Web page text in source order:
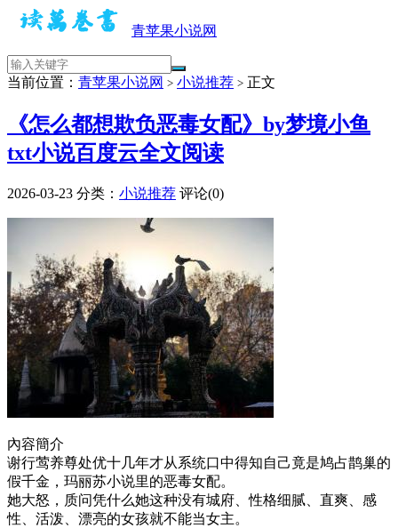
青苹果小说网
当前位置： 青苹果小说网 > 小说推荐 > 正文
《怎么都想欺负恶毒女配》by梦境小鱼
txt小说百度云全文阅读
2026-03-23 分类： 小说推荐 评论(0)
內容簡介
谢行莺养尊处优十几年才从系统口中得知自己竟是鸠占鹊巢的
假千金，玛丽苏小说里的恶毒女配。
她大怒，质问凭什么她这种没有城府、性格细腻、直爽、感
性、活泼、漂亮的女孩就不能当女主。